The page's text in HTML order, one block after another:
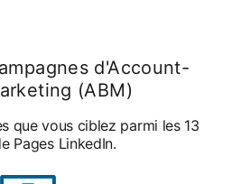
d'Account-
(ABM)
que vous ciblez parmi les 13
Pages LinkedIn.